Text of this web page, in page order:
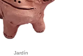
Jardín